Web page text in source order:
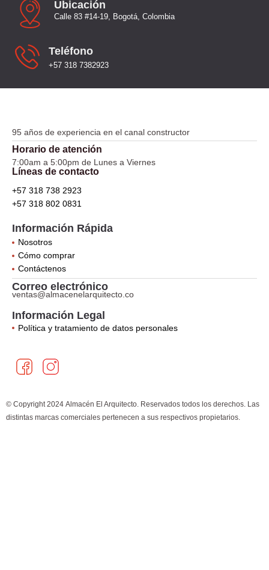
Ubicación
Calle 83 #14-19, Bogotá, Colombia
Teléfono
+57 318 7382923
95 años de experiencia en el canal constructor
Horario de atención
7:00am a 5:00pm de Lunes a Viernes
Líneas de contacto
+57 318 738 2923
+57 318 802 0831
Información Rápida
Nosotros
Cómo comprar
Contáctenos
Correo electrónico
ventas@almacenelarquitecto.co
Información Legal
Política y tratamiento de datos personales
a
c
b
n
s
a
© Copyright 2024 Almacén El Arquitecto. Reservados todos los derechos. Las
distintas marcas comerciales pertenecen a sus respectivos propietarios.